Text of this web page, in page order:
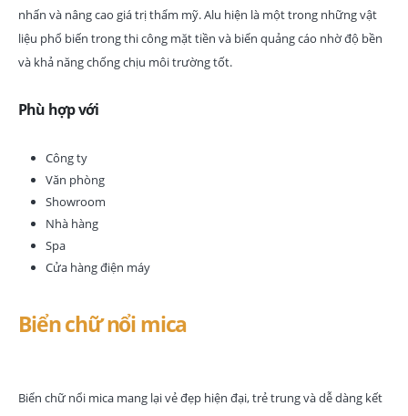
nhấn và nâng cao giá trị thẩm mỹ. Alu hiện là một trong những vật
liệu phổ biến trong thi công mặt tiền và biển quảng cáo nhờ độ bền
và khả năng chống chịu môi trường tốt.
Phù hợp với
Công ty
Văn phòng
Showroom
Nhà hàng
Spa
Cửa hàng điện máy
Biển chữ nổi mica
Biển chữ nổi mica mang lại vẻ đẹp hiện đại, trẻ trung và dễ dàng kết